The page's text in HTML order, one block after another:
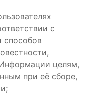
с
способов
целям,
при её сборе,